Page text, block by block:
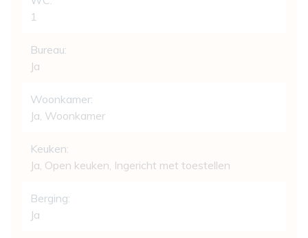
1
Bureau:
Ja
Woonkamer:
Ja, Woonkamer
Keuken:
Ja, Open keuken, Ingericht met toestellen
Berging:
Ja